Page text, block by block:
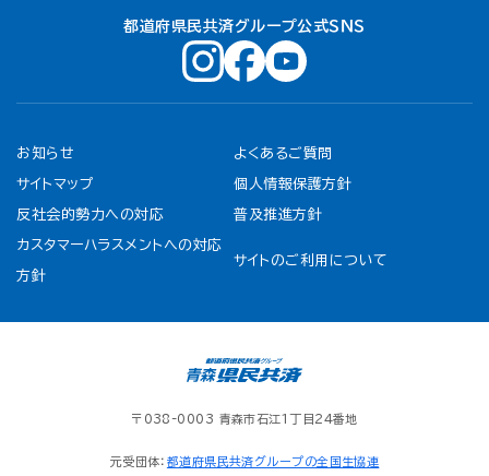
都道府県民共済グループ公式ＳＮＳ
お知らせ よくあるご質問
サイトマップ 個人情報保護方針
反社会的勢力への対応 普及推進方針
カスタマーハラスメントへの対応
方針
サイトのご利用について
〒038-0003 青森市石江1丁目24番地
元受団体： 都道府県民共済グループの全国生協連